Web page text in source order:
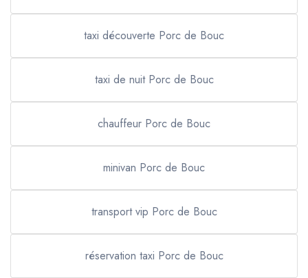
taxi découverte Porc de Bouc
taxi de nuit Porc de Bouc
chauffeur Porc de Bouc
minivan Porc de Bouc
transport vip Porc de Bouc
réservation taxi Porc de Bouc